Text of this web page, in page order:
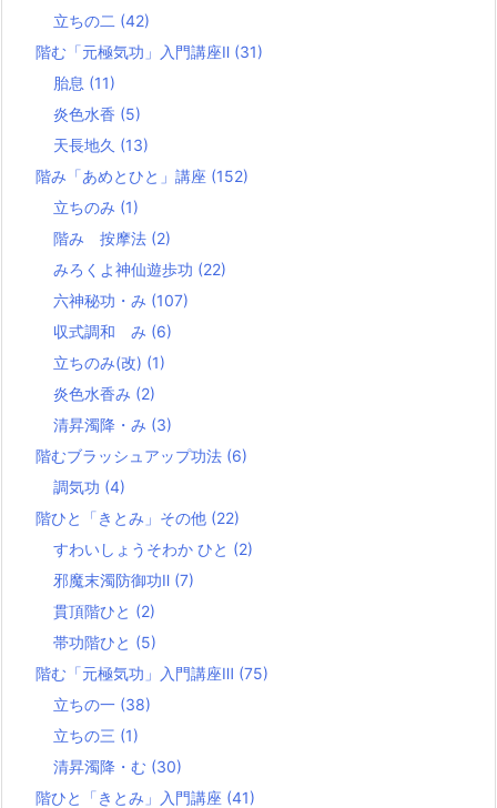
立ちの二 (42)
階む「元極気功」入門講座Ⅱ (31)
胎息 (11)
炎色水香 (5)
天長地久 (13)
階み「あめとひと」講座 (152)
立ちのみ (1)
階み 按摩法 (2)
みろくよ神仙遊歩功 (22)
六神秘功・み (107)
収式調和 み (6)
立ちのみ(改) (1)
炎色水香み (2)
清昇濁降・み (3)
階むブラッシュアップ功法 (6)
調気功 (4)
階ひと「きとみ」その他 (22)
すわいしょうそわか ひと (2)
邪魔末濁防御功Ⅱ (7)
貫頂階ひと (2)
帯功階ひと (5)
階む「元極気功」入門講座Ⅲ (75)
立ちの一 (38)
立ちの三 (1)
清昇濁降・む (30)
階ひと「きとみ」入門講座 (41)